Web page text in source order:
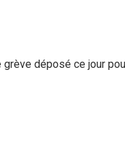
déposé ce jour